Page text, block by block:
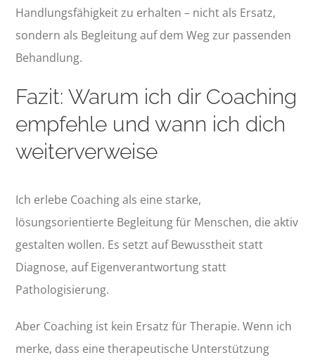
Handlungsfähigkeit zu erhalten – nicht als Ersatz,
sondern als Begleitung auf dem Weg zur passenden
Behandlung.
Fazit: Warum ich dir Coaching
empfehle und wann ich dich
weiterverweise
Ich erlebe Coaching als eine starke,
lösungsorientierte Begleitung für Menschen, die aktiv
gestalten wollen. Es setzt auf Bewusstheit statt
Diagnose, auf Eigenverantwortung statt
Pathologisierung.
Aber Coaching ist kein Ersatz für Therapie. Wenn ich
merke, dass eine therapeutische Unterstützung